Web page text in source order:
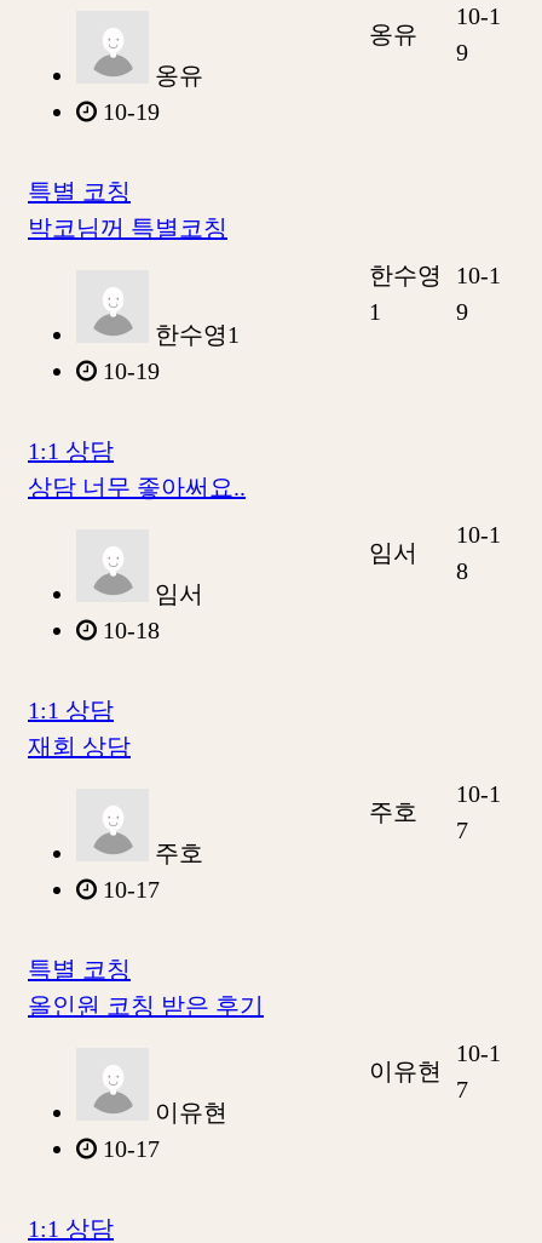
옹유
10-19
옹유
10-1
9
특별 코칭
박코님꺼 특별코칭
한수영1
10-19
한수영
1
10-1
9
1:1 상담
상담 너무 좋아써요..
임서
10-18
임서
10-1
8
1:1 상담
재회 상담
주호
10-17
주호
10-1
7
특별 코칭
올인원 코칭 받은 후기
이유현
10-17
이유현
10-1
7
1:1 상담